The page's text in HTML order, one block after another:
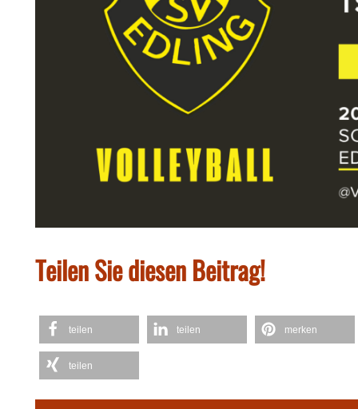
Teilen Sie diesen Beitrag!
teilen teilen merken
teilen